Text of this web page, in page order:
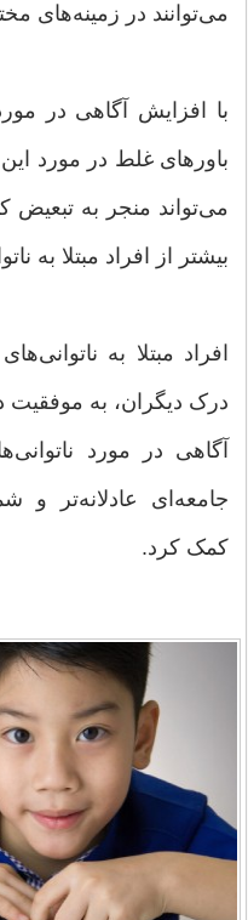
می‌توانند در زمینه‌های
با افزایش آگاهی در
باورهای غلط در مورد
می‌تواند منجر به تبعیض
بیشتر از افراد مبتلا به
افراد مبتلا به
درک دیگران، به موفقیت
آگاهی در مورد
جامعه‌ای عادلانه‌تر و
کمک کرد.